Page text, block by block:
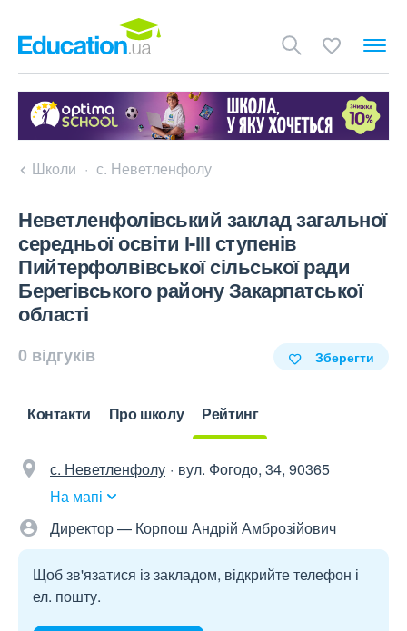
Школи с. Неветленфолу
Неветленфолівський заклад загальної
середньої освіти І-ІІІ ступенів
Пийтерфолвівської сільської ради
Берегівського району Закарпатської
області
0 відгуків Зберегти
Контакти Про школу Рейтинг
с. Неветленфолу
вул. Фогодо, 34, 90365
На мапі
Директор — Корпош Андрій Амброзійович
Щоб зв'язатися із закладом, відкрийте телефон і
ел. пошту.